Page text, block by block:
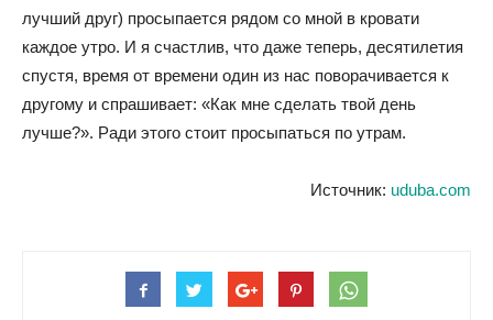
лучший друг) просыпается рядом со мной в кровати
каждое утро. И я счастлив, что даже теперь, десятилетия
спустя, время от времени один из нас поворачивается к
другому и спрашивает: «Как мне сделать твой день
лучше?». Ради этого стоит просыпаться по утрам.
Источник: uduba.com